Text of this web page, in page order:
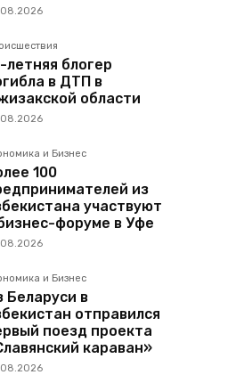
летняя блогер
в ДТП в
области
и Бизнес
100
из
участвуют
форуме в Уфе
и Бизнес
Беларуси в
отправился
поезд проекта
караван»